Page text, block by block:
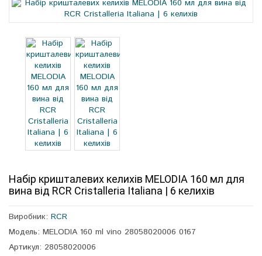
Набір кришталевих келихів MELODIA 160 мл для
вина від RCR Cristalleria Italiana | 6 келихів
Виробник: RCR
Модель: MELODIA 160 ml vino 28058020006 0167
Артикул: 28058020006